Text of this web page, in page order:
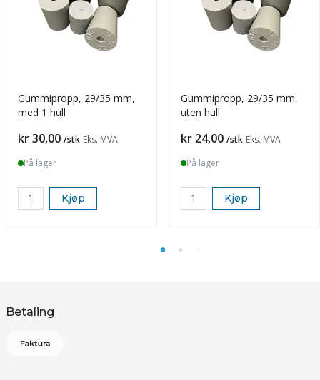
Gummipropp, 29/35 mm,
med 1 hull
Pris
kr 30,00 /stk Eks. MVA
På lager
Kjøp
Gummipropp, 29/35 mm,
uten hull
Pris
kr 24,00 /stk Eks. MVA
På lager
Kjøp
Betaling